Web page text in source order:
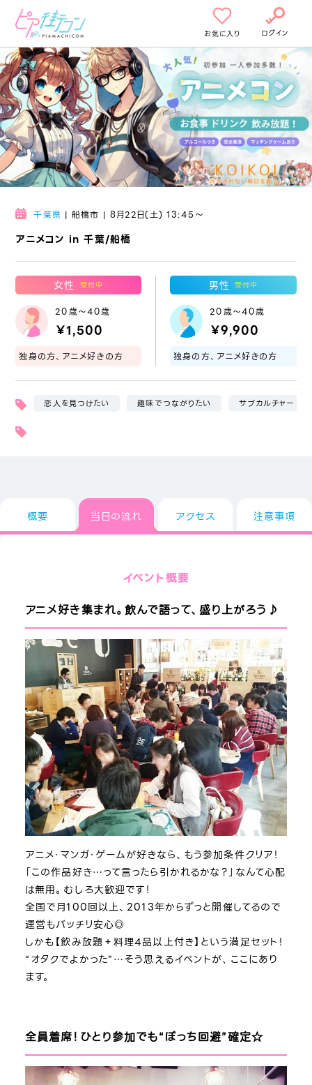
お気に入り ログイン
アニメコン in 千葉/船橋
千葉県 | 船橋市 | 8月22日(土) 13:45〜
女性 受付中
20歳～40歳
￥1,500
独身の方、アニメ好きの方
男性 受付中
20歳～40歳
￥9,900
独身の方、アニメ好きの方
恋人を見つけたい 趣味でつながりたい サブカルチャー
概要 当日の流れ アクセス 注意事項
イベント概要
アニメ好き集まれ。飲んで語って、盛り上がろう♪
アニメ・マンガ・ゲームが好きなら、もう参加条件クリア！
「この作品好き…って言ったら引かれるかな？」なんて心配
は無用。むしろ大歓迎です！
全国で月100回以上、2013年からずっと開催してるので
運営もバッチリ安心◎
しかも【飲み放題＋料理4品以上付き】という満足セット！
“オタクでよかった”…そう思えるイベントが、ここにあり
ます。
全員着席！ひとり参加でも“ぼっち回避”確定☆